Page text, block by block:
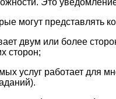
могут представлять
двум или более
сторон;
услуг работает для